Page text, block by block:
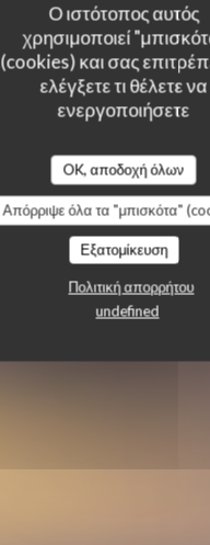
Ο ιστότοπος αυτός
χρησιμοποιεί
(cookies) και σας
ελέγξετε τι θέλετε να
ενεργοποιήσετε
OK, αποδοχή όλων
Απόρριψε όλα τα "μπισκότα"
Εξατομίκευση
Πολιτική απορρήτου
undefined